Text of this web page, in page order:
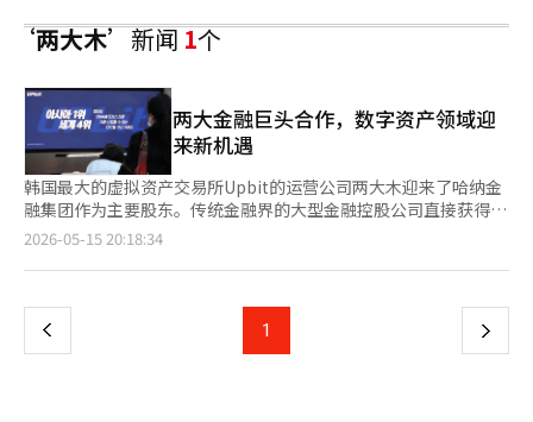
‘两大木’新闻1个
两大金融巨头合作，数字资产领域迎
来新机遇
韩国最大的虚拟资产交易所Upbit的运营公司两大木迎来了哈纳金
融集团作为主要股东。传统金融界的大型金融控股公司直接获得两
大木的股份，使得两大木在虚拟资产交易所的基础上，能够扩展为
事会决议，以约1兆33亿韩元收购卡카오投资持有的两大木228万
木的第四大股东，继宋致亨两大木董事长、金亨年副会长和我们技
2026-05-15 20:18:34
上
页
1 下